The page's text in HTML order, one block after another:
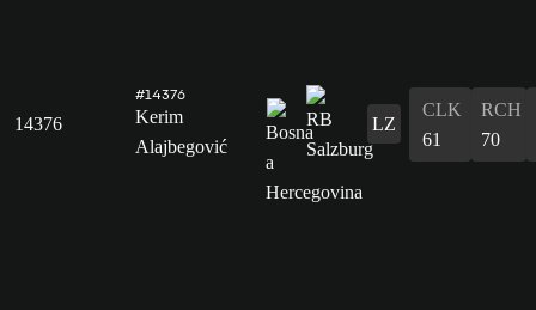
14376
#14376
Kerim
Alajbegović
LZ
CLK
61
RCH
70